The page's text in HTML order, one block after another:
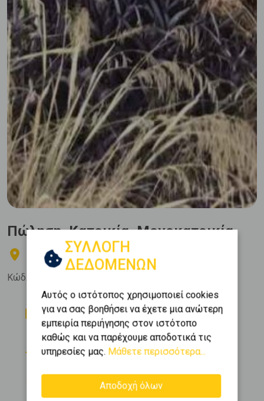
Πώληση, Κατοικία, Μονοκατοικία
ΑΓΙΑ ΒΑΡΒΑΡΑ - Κέντρο
Κώδ. Ακινήτου:
Δωμάτια
1
Μπάνια
1
Όροφος
0 (Ισόγειο)
Εμβαδόν
50 m2
Κατασκευή
ΣΥΛΛΟΓΗ
ΔΕΔΟΜΕΝΩΝ
Αυτός ο ιστότοπος χρησιμοποιεί cookies
για να σας βοηθήσει να έχετε μια ανώτερη
εμπειρία περιήγησης στον ιστότοπο
καθώς και να παρέχουμε αποδοτικά τις
υπηρεσίες μας. Μάθετε περισσότερα...
Αποδοχή όλων